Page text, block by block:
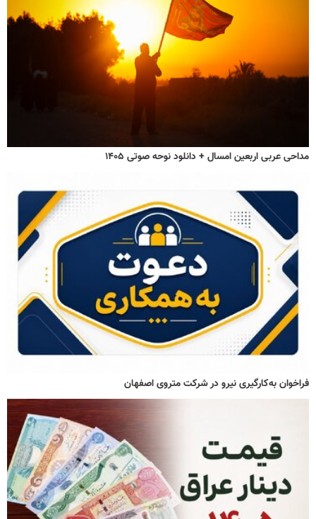
مداحی عربی اربعین امسال + دانلود نوحه صوتی ۱۴۰۵
فراخوان به‌کارگیری نیرو در شرکت متروی اصفهان